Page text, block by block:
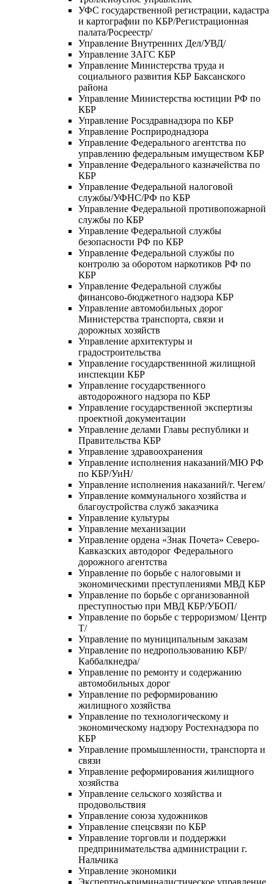
УФС государственной регистрации, кадастра
и картографии по КБР/Регистрационная
палата/Росреестр/
Управление Внутренних Дел/УВД/
Управление ЗАГС КБР
Управление Министерства труда и
социального развития КБР Баксанского
района
Управление Министерства юстиции РФ по
КБР
Управление Росздравнадзора по КБР
Управление Росприроднадзора
Управление Федерального агентства по
управлению федеральным имуществом КБР
Управление Федерального казначейства по
КБР
Управление Федеральной налоговой
службы/УФНС/РФ по КБР
Управление Федеральной противопожарной
службы по КБР
Управление Федеральной службы
безопасности РФ по КБР
Управление Федеральной службы по
контролю за оборотом наркотиков РФ по
КБР
Управление Федеральной службы
финансово-бюджетного надзора КБР
Управление автомобильных дорог
Министерства транспорта, связи и
дорожных хозяйств
Управление архитектуры и
градостроительства
Управление государственнной жилищной
инспекции КБР
Управление государственного
автодорожного надзора по КБР
Управление государственной экспертизы
проектной документации
Управление делами Главы республики и
Правительства КБР
Управление здравоохранения
Управление исполнения наказаний/МЮ РФ
по КБР/УиН/
Управление исполнения наказаний/г. Чегем/
Управление коммунального хозяйства и
благоустройства служб заказчика
Управление культуры
Управление механизации
Управление ордена «Знак Почета» Северо-
Кавказских автодорог Федерального
дорожного агентства
Управление по борьбе с налоговыми и
экономическими преступлениями МВД КБР
Управление по борьбе с организованной
преступностью при МВД КБР/УБОП/
Управление по борьбе с терроризмом/ Центр
Т/
Управление по муниципальным заказам
Управление по недропользованию КБР/
Каббалкнедра/
Управление по ремонту и содержанию
автомобильных дорог
Управление по реформированию
жилищного хозяйства
Управление по технологическому и
экономическому надзору Ростехнадзора по
КБР
Управление промышленности, транспорта и
связи
Управление реформирования жилищного
хозяйства
Управление сельского хозяйства и
продовольствия
Управление союза художников
Управление спецсвязи по КБР
Управление торговли и поддержки
предпринимательства администрации г.
Нальчика
Управление экономики
Экспертно-криминалистическое управление